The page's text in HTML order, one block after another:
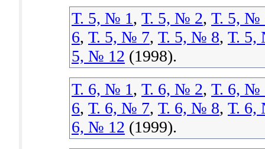
Т. 5, № 1, Т. 5, № 2, Т. 5, №
6, Т. 5, № 7, Т. 5, № 8, Т. 5,
5, № 12 (1998).
Т. 6, № 1, Т. 6, № 2, Т. 6, №
6, Т. 6, № 7, Т. 6, № 8, Т. 6,
6, № 12 (1999).